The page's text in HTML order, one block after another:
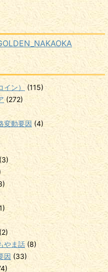
ン）
(115)
(272)
変動要因 (4)
(3)
やま話 (8)
因 (33)